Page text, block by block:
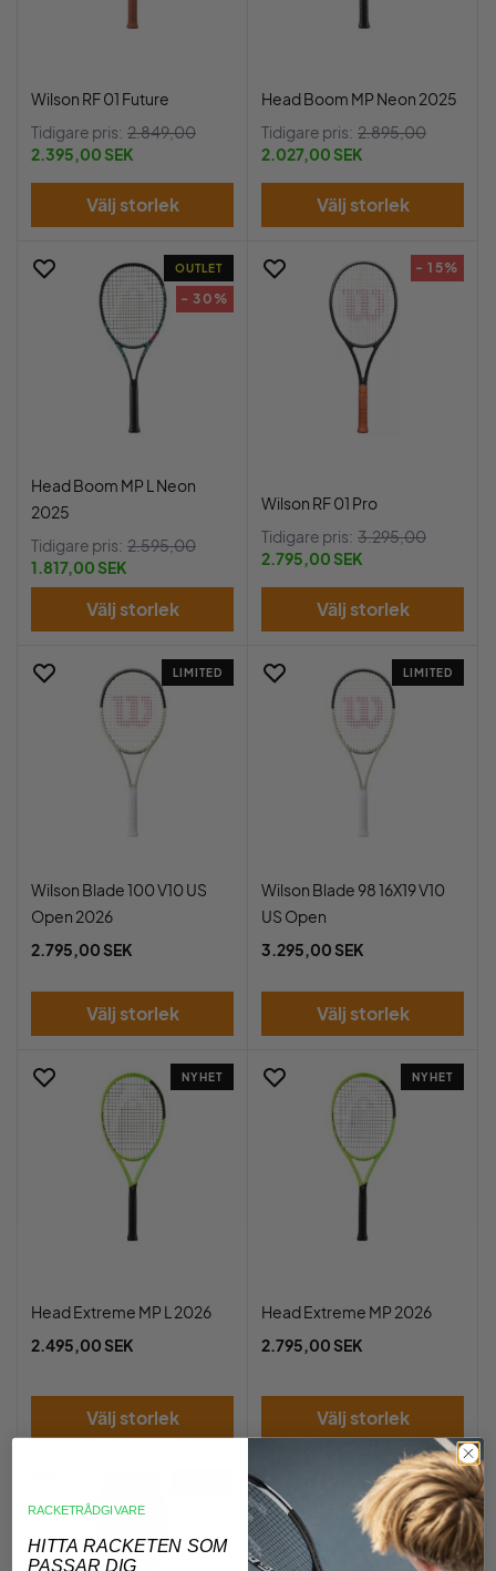
Wilson RF 01 Future
Tidigare pris: 2.849,00
2.395,00 SEK
Välj storlek
Head Boom MP Neon 2025
Tidigare pris: 2.895,00
2.027,00 SEK
Välj storlek
OUTLET
- 30%
Head Boom MP L Neon
2025
Tidigare pris: 2.595,00
1.817,00 SEK
Välj storlek
- 15%
Wilson RF 01 Pro
Tidigare pris: 3.295,00
2.795,00 SEK
Välj storlek
LIMITED
Wilson Blade 100 V10 US
Open 2026
2.795,00 SEK
Välj storlek
LIMITED
Wilson Blade 98 16X19 V10
US Open
3.295,00 SEK
Välj storlek
NYHET
Head Extreme MP L 2026
2.495,00 SEK
Välj storlek
NYHET
Head Extreme MP 2026
2.795,00 SEK
Välj storlek
NYHET
RACKETRÅDGIVARE
HITTA RACKETEN SOM
PASSAR DIG